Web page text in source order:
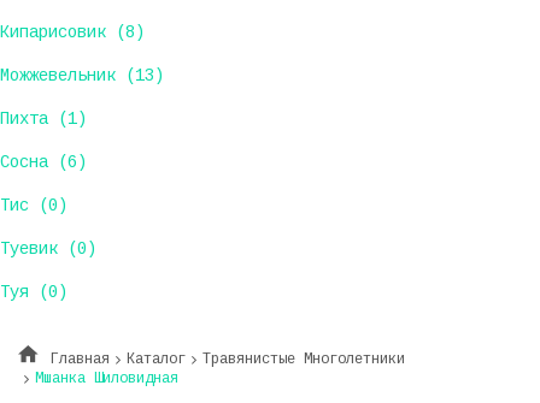
Кипарисовик (8)
Можжевельник (13)
Пихта (1)
Сосна (6)
Тис (0)
Туевик (0)
Туя (0)
Главная Каталог
Травянистые Многолетники
Мшанка Шиловидная